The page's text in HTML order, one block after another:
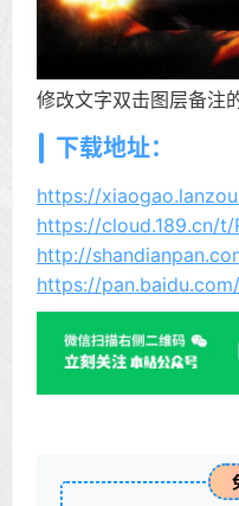
修改文字双击图层备注
下载地址：
https://
https://cloud.189.cn/t/
http://
https://